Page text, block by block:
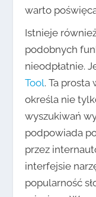
warto
Istnieje
podobnych
nieodpłatnie.
Tool. Ta
określa nie
wyszukiwań
podpowiada
przez
interfejsie
popularność